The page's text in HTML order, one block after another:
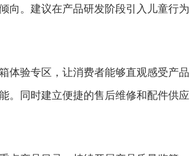
向。建议在产品研发阶段引入儿童行为
验专区，让消费者能够直观感受产品
。同时建立便捷的售后维修和配件供应